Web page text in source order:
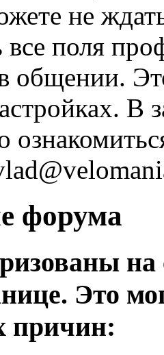
не
все поля
общении.
В
форума
на
Это
причин: